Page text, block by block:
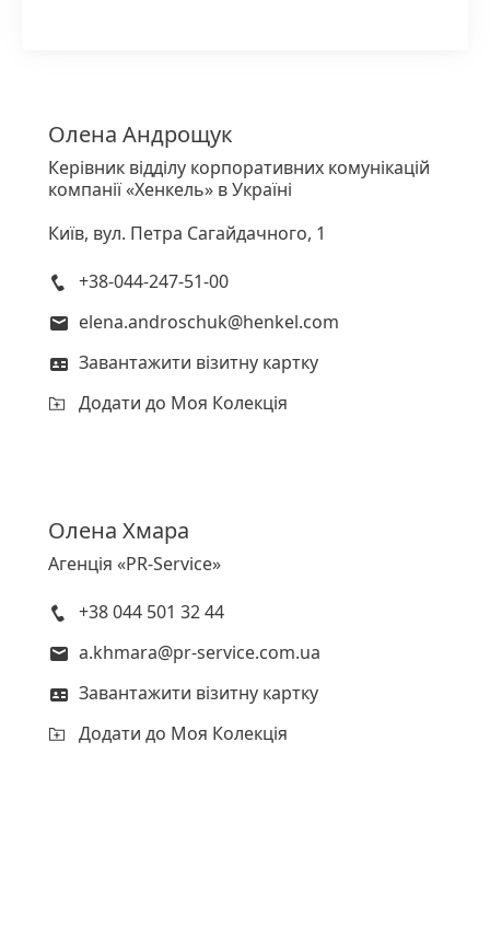
Олена Андрощук
Керівник відділу корпоративних комунікацій
компанії «Хенкель» в Україні
Київ, вул. Петра Сагайдачного, 1
+38-044-247-51-00
elena.androschuk@henkel.com
Завантажити візитну картку
Додати до Моя Колекція
Олена Хмара
Агенція «PR-Service»
+38 044 501 32 44
a.khmara@pr-service.com.ua
Завантажити візитну картку
Додати до Моя Колекція